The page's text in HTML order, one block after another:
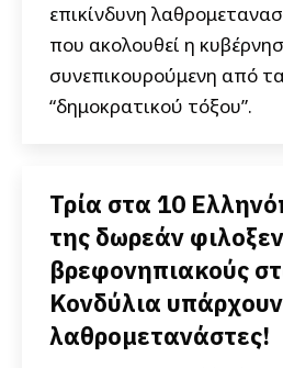
επικίνδυνη
που ακολουθεί η
συνεπικουρούμενη από
“δημοκρατικού τόξου”.
Τρία στα 10
της δωρεάν
βρεφονηπιακούς
Κονδύλια
λαθρομετανάστες!